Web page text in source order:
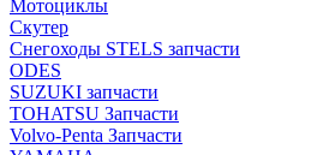
Мотоциклы
Скутер
Снегоходы STELS запчасти
ODES
SUZUKI запчасти
TOHATSU Запчасти
Volvo-Penta Запчасти